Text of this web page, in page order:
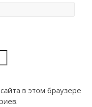
в этом браузере